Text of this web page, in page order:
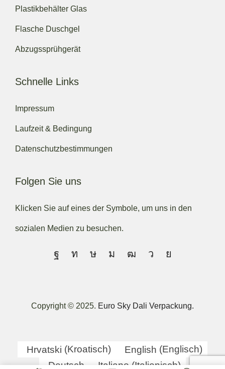
Plastikbehälter Glas
Flasche Duschgel
Abzugssprühgerät
Schnelle Links
Impressum
Laufzeit & Bedingung
Datenschutzbestimmungen
Folgen Sie uns
Klicken Sie auf eines der Symbole, um uns in den
sozialen Medien zu besuchen.
Copyright © 2025. Euro Sky Dali Verpackung.
Hrvatski (Kroatisch) English (Englisch)
Deutsch
Italiano (Italienisch)